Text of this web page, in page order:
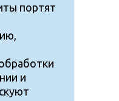
портят
и